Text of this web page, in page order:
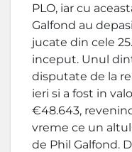
PLO, iar cu
Galfond au
jucate din cele
inceput. Unul
disputate de la
ieri si a fost in
€48.643,
vreme ce un altul
de Phil Galfond.